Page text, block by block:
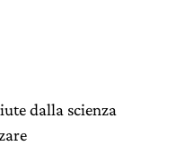
dalla scienza